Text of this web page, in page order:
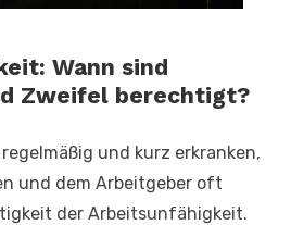
Wann sind
Zweifel berechtigt?
und kurz erkranken,
und dem Arbeitgeber oft
der Arbeitsunfähigkeit.